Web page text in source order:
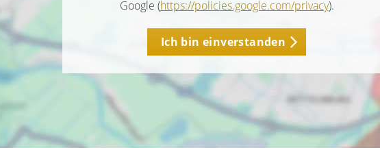
Google (https://policies.google.com/privacy).
Ich bin einverstanden